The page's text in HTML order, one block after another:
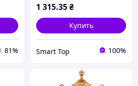
81%
1 315.35₴
Купить
Smart Top 100%